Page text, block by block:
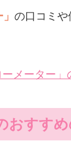
の口コミや
メーター」
おすす